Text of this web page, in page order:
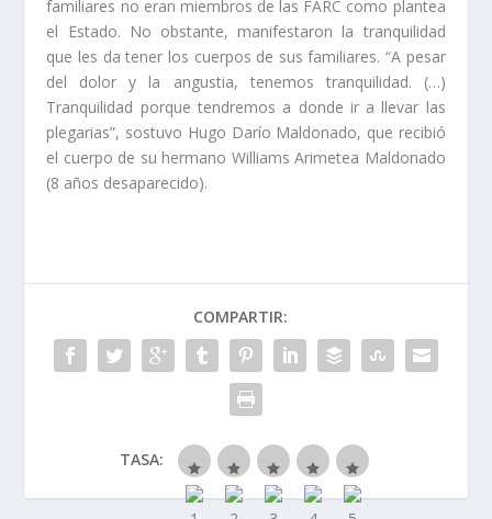
familiares no eran miembros de las FARC como plantea
el Estado. No obstante, manifestaron la tranquilidad
que les da tener los cuerpos de sus familiares. “A pesar
del dolor y la angustia, tenemos tranquilidad. (…)
Tranquilidad porque tendremos a donde ir a llevar las
plegarias”, sostuvo Hugo Darío Maldonado, que recibió
el cuerpo de su hermano Williams Arimetea Maldonado
(8 años desaparecido).
COMPARTIR:
TASA: